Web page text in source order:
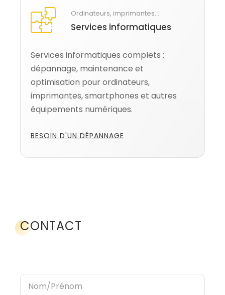
Ordinateurs, imprimantes...
Services informatiques
Services informatiques complets :
dépannage, maintenance et
optimisation pour ordinateurs,
imprimantes, smartphones et autres
équipements numériques.
BESOIN D'UN DÉPANNAGE
CONTACT